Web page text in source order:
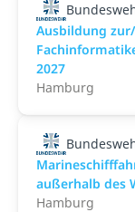
Ausbildung
2027
Hamburg
außerhalb des
Hamburg